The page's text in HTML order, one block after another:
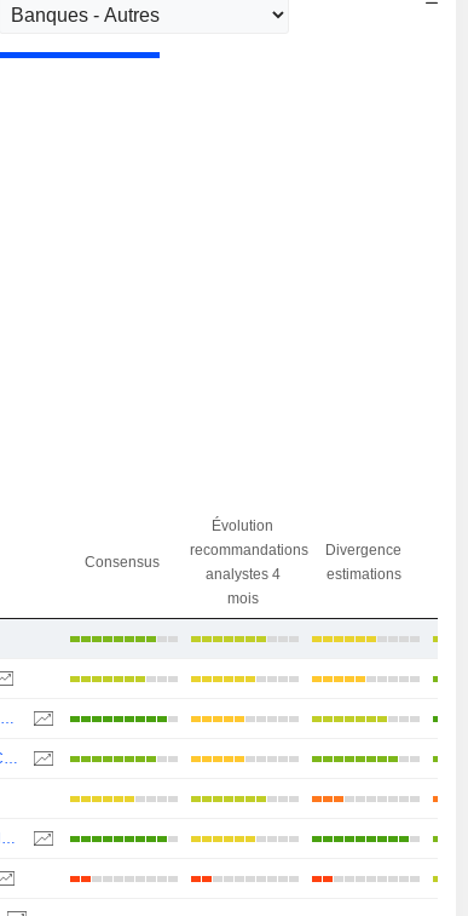
Consensus
Évolution
recommandations
analystes 4
mois
Divergence
estimations
BANK OF AMERICA CORPORATION
INDUSTRIAL AND COMMERCIAL BANK OF CHINA LIMITED
CHINA CONSTRUCTION BANK CORPORATION